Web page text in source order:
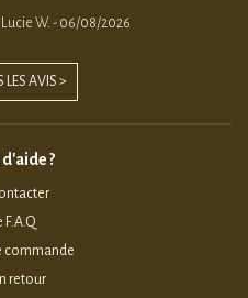
W. - 06/08/2026
LES AVIS >
?
F.A.Q
commande
retour